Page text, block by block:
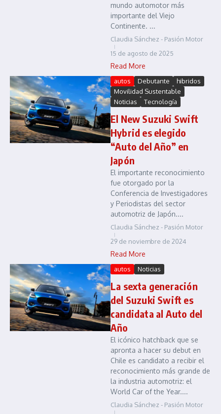
mundo automotor más
importante del Viejo
Continente. ...
Claudia Sánchez - Pasión Motor
15 de agosto de 2025
Read More
autos Debutante
hibridos
Movilidad Sustentable
Noticias
Tecnología
El New Suzuki Swift
Hybrid es elegido
“Auto del Año” en
Japón
El importante reconocimiento
fue otorgado por la
Conferencia de Investigadores
y Periodistas del sector
automotriz de Japón....
Claudia Sánchez - Pasión Motor
29 de noviembre de 2024
Read More
autos Noticias
La sexta generación
del Suzuki Swift es
candidata al Auto del
Año
El icónico hatchback que se
apronta a hacer su debut en
Chile es candidato a recibir el
reconocimiento más grande de
la industria automotriz: el
World Car of the Year....
Claudia Sánchez - Pasión Motor